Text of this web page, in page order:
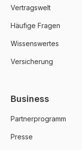
Vertragswelt
Häufige Fragen
Wissenswertes
Versicherung
Business
Partnerprogramm
Presse